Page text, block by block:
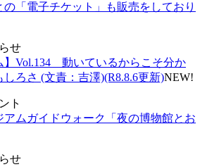
の「電子チケット」も販売をしており
せ
】Vol.134 動いているからこそ分か
しろさ (文責：吉澤)(R8.8.6更新)NEW!
ト
アムガイドウォーク「夜の博物館とお
せ